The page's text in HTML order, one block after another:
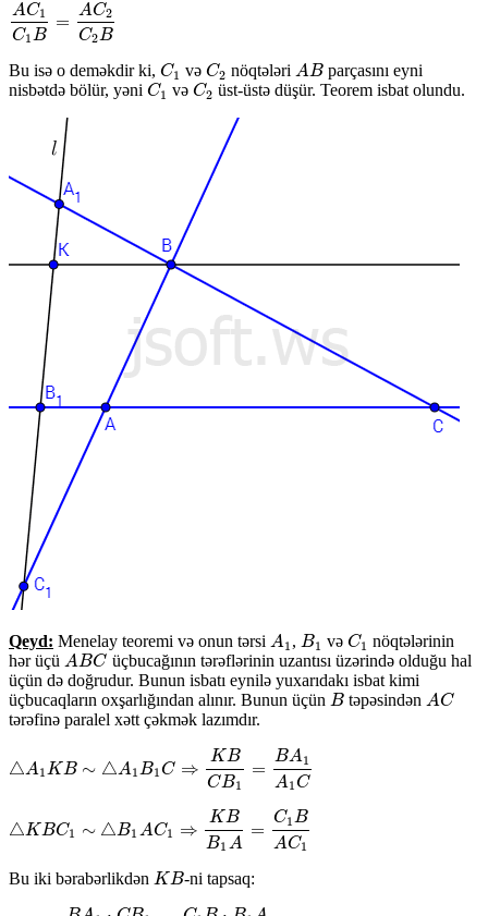
AC1
C1B
=
AC2
C2B
AC1C 1B =AC2
Bu isə o deməkdir ki, C1
C1 və C2
C2 nöqtələri AB
AB parçasını eyni
nisbətdə bölür, yəni C1
C1 və C2
C2 üst-üstə düşür. Teorem isbat olundu.
Qeyd: Menelay teoremi və onun tərsi A1
A1 , B1
B1 və C1
C1 nöqtələrinin
hər üçü ABC
ABC üçbucağının tərəflərinin uzantısı üzərində olduğu hal
üçün də doğrudur. Bunun isbatı eynilə yuxarıdakı isbat kimi
üçbucaqların oxşarlığından alınır. Bunun üçün B
B təpəsindən AC
AC
tərəfinə paralel xətt çəkmək lazımdır.
△A1KB ∼ △A1B1C ⇒
KB
CB1
=
BA1
A1C
△A1KB∼ △ A1B1C⇒K BC B1=B A1 A1C
△KBC1 ∼ △B1 AC1 ⇒
KB
B1 A
=
C1B
AC1
△KBC1∼ △B1AC1⇒K BB 1A=C 1B AC1
Bu iki bərabərlikdən KB
KB -ni tapsaq: